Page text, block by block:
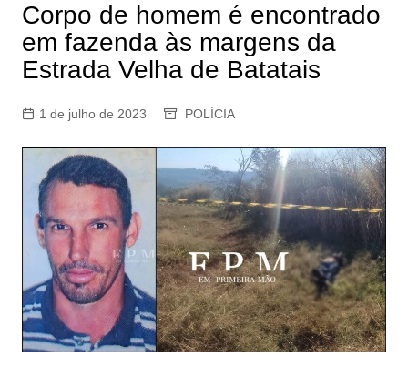
Corpo de homem é encontrado
em fazenda às margens da
Estrada Velha de Batatais
1 de julho de 2023 POLÍCIA